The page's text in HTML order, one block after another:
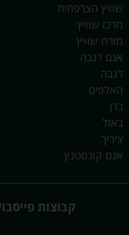
שוויץ הצרפתית
מרכז שוויץ
מזרח שוויץ
אגם ז'נבה
ז'נבה
האלפים
ברן
באזל
ציריך
אגם קונסטנץ
קבוצות